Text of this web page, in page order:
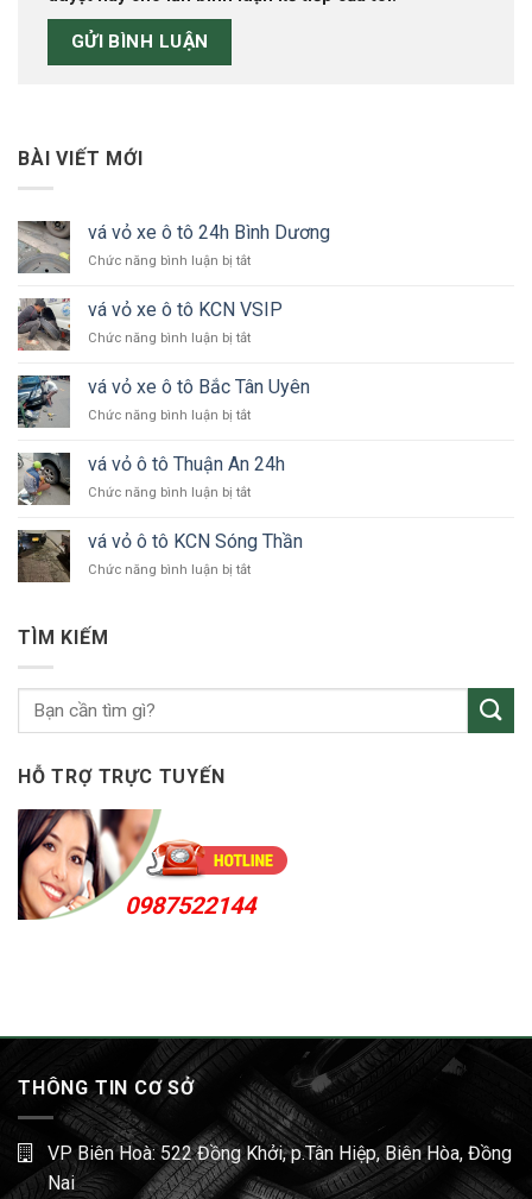
BÀI VIẾT MỚI
vá vỏ xe ô tô 24h Bình Dương
Chức năng bình luận bị tắtở
vỏ
xe
ô
24h
Dương
vá vỏ xe ô tô KCN VSIP
Chức năng bình luận bị tắtở
vỏ
xe
ô
KCN
vá vỏ xe ô tô Bắc Tân Uyên
Chức năng bình luận bị tắtở
vỏ
xe
ô
Bắc
Tân
Uyên
vá vỏ ô tô Thuận An 24h
Chức năng bình luận bị tắtở
ô
tô
vá vỏ ô tô KCN Sóng Thần
Chức năng bình luận bị tắtở
Sóng
TÌM KIẾM
HỖ TRỢ TRỰC TUYẾN
0987522144
THÔNG TIN CƠ SỞ
VP Biên Hoà: 522 Đồng Khởi, p.Tân Hiệp, Biên Hòa, Đồng
Nai